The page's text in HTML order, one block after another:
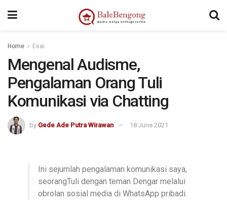
Home Esai
Mengenal Audisme,
Pengalaman Orang Tuli
Komunikasi via Chatting
by Gede Ade Putra Wirawan 18 June 2021
Ini sejumlah pengalaman komunikasi saya,
seorangTuli dengan teman Dengar melalui
obrolan sosial media di WhatsApp pribadi.